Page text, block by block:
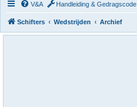
V&A Handleiding & Gedragscode
Schifters Wedstrijden Archief